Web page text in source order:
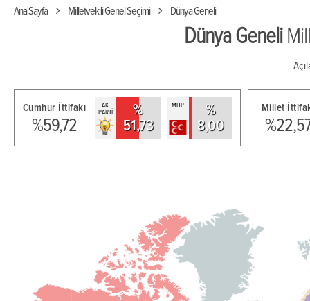
Ana Sayfa Milletvekili Genel Seçimi Dünya Geneli
Dünya Geneli
Cumhur İttifakı
%59,72
AK
PARTİ
%
51,73
MHP
%
8,00
Millet